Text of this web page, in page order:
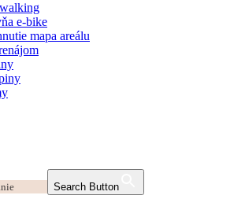
e-bike
mapa areálu
Search Button